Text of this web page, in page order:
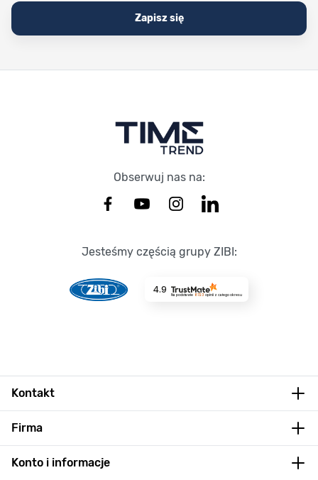
Zapisz się
Obserwuj nas na:
Jesteśmy częścią grupy ZIBI:
4.9
Na podstawie 8723 opinii z całego okresu
Kontakt
Firma
Konto i informacje